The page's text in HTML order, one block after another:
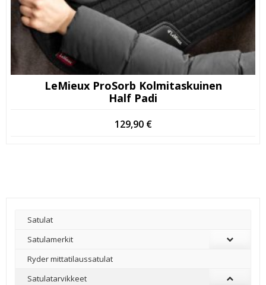
LeMieux ProSorb Kolmitaskuinen
Half Padi
129,90 €
Satulat
Satulamerkit
Ryder mittatilaussatulat
Satulatarvikkeet
–